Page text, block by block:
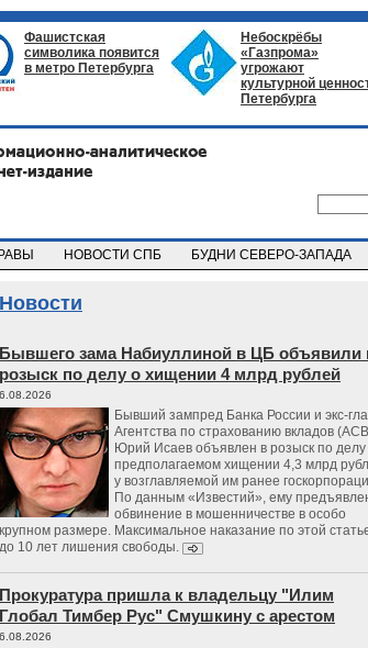
Фашистская
символика появится
в метро Петербурга
Небоскрёбы
«Газпрома»
угрожают
культурной
Петербурга
НОВОСТИ СПБ БУДНИ СЕВЕРО-ЗАПАДА
Новости
Бывшего зама Набиуллиной в ЦБ объявили
розыск по делу о хищении 4 млрд рублей
6.08.2026
Бывший зампред Банка России и экс-
Агентства по страхованию вкладов
Юрий Исаев объявлен в розыск по делу
предполагаемом хищении 4,3 млрд
у возглавляемой им ранее
По данным «Известий», ему
обвинение в мошенничестве в особо
крупном размере. Максимальное наказание по этой
до 10 лет лишения свободы.
Прокуратура пришла к владельцу "Илим
Глобал Тимбер Рус" Смушкину с арестом
6.08.2026